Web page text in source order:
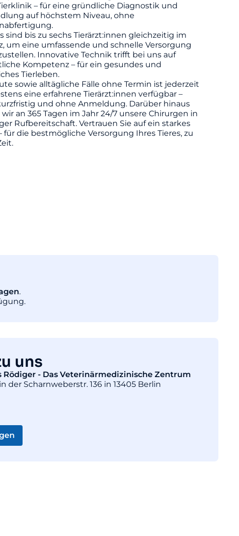
– für eine gründliche Diagnostik und
auf höchstem Niveau, ohne
sind bis zu sechs Tierärzt:innen gleichzeitig im
um eine umfassende und schnelle Versorgung
Innovative Technik trifft bei uns auf
Kompetenz – für ein gesundes und
Tierleben.
sowie alltägliche Fälle ohne Termin ist jederzeit
eine erfahrene Tierärzt:innen verfügbar –
und ohne Anmeldung. Darüber hinaus
an 365 Tagen im Jahr 24/7 unsere Chirurgen in
Rufbereitschaft. Vertrauen Sie auf ein starkes
für die bestmögliche Versorgung Ihres Tieres, zu
.
uns
Rödiger - Das Veterinärmedizinische Zentrum
der Scharnweberstr. 136 in 13405 Berlin